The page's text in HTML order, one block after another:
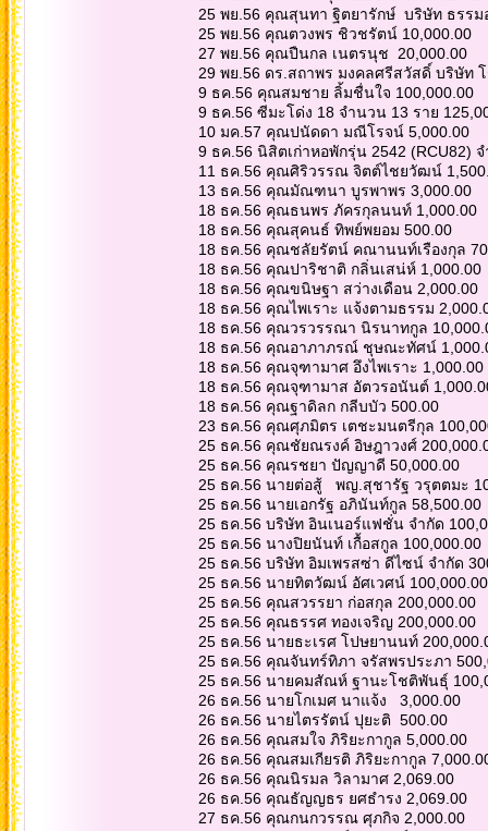
25 พย.56 คุณสุนทา ฐิตยารักษ์ บริษัท ธรรม
25 พย.56 คุณตวงพร ชิวชรัตน์ 10,000.00
27 พย.56 คุณปืนกล เนตรนุช 20,000.00
29 พย.56 ดร.สถาพร มงคลศรีสวัสดิ์ บริษัท
9 ธค.56 คุณสมชาย ลิ้มชื่นใจ 100,000.00
9 ธค.56 ซีมะโด่ง 18 จำนวน 13 ราย
10 มค.57 คุณปนัดดา มณีโรจน์ 5,000.00
9 ธค.56 นิสิตเก่าหอพักรุ่น 2542 (RCU82)
11 ธค.56 คุณศิริวรรณ จิตต์ไชยวัฒน์
13 ธค.56 คุณมัณฑนา บูรพาพร 3,000.00
18 ธค.56 คุณธนพร ภัครกุลนนท์ 1,000.00
18 ธค.56 คุณสุคนธ์ ทิพย์พยอม 500.00
18 ธค.56 คุณชลัยรัตน์ คณานนท์เรืองกุล
18 ธค.56 คุณปาริชาติ กลิ่นเสน่ห์ 1,000.00
18 ธค.56 คุณขนิษฐา สว่างเดือน 2,000.00
18 ธค.56 คุณไพเราะ แจ้งตามธรรม
18 ธค.56 คุณวรวรรณา นิรนาทกูล
18 ธค.56 คุณอาภาภรณ์ ชุษณะทัศน์
18 ธค.56 คุณจุฑามาศ อึงไพเราะ 1,000.00
18 ธค.56 คุณจุฑามาส อัตวรอนันต์
18 ธค.56 คุณฐาดิลก กลีบบัว 500.00
23 ธค.56 คุณศุภมิตร เตชะมนตรีกุล
25 ธค.56 คุณชัยณรงค์ อิษฎาวงศ์
25 ธค.56 คุณรชยา ปัญญาดี 50,000.00
25 ธค.56 นายต่อสู้ พญ.สุชารัฐ วรุตตมะ
25 ธค.56 นายเอกรัฐ อภินันท์กูล 58,500.00
25 ธค.56 บริษัท อินเนอร์แฟชั่น จำกัด
25 ธค.56 นางปิยนันท์ เกื้อสกูล 100,000.00
25 ธค.56 บริษัท อิมเพรสซ่า ดีไซน์ จำกัด
25 ธค.56 นายทิตวัฒน์ อัศเวศน์
25 ธค.56 คุณสวรรยา ก่อสกุล 200,000.00
25 ธค.56 คุณธรรศ ทองเจริญ 200,000.00
25 ธค.56 นายธะเรศ โปษยานนท์
25 ธค.56 คุณจันทร์ทิภา จรัสพรประภา
25 ธค.56 นายคมสัณห์ ฐานะโชติพันธุ์
26 ธค.56 นายโกเมศ นาแจ้ง 3,000.00
26 ธค.56 นายไตรรัตน์ ปุยะติ 500.00
26 ธค.56 คุณสมใจ ภิริยะกากูล 5,000.00
26 ธค.56 คุณสมเกียรติ ภิริยะกากูล
26 ธค.56 คุณนิรมล วิลามาศ 2,069.00
26 ธค.56 คุณธัญญธร ยศธำรง 2,069.00
27 ธค.56 คุณกนกวรรณ ศุภกิจ 2,000.00